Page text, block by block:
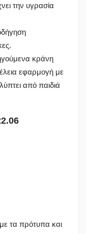
την υγρασία
κράνη
εφαρμογή με
από παιδιά
τα πρότυπα και